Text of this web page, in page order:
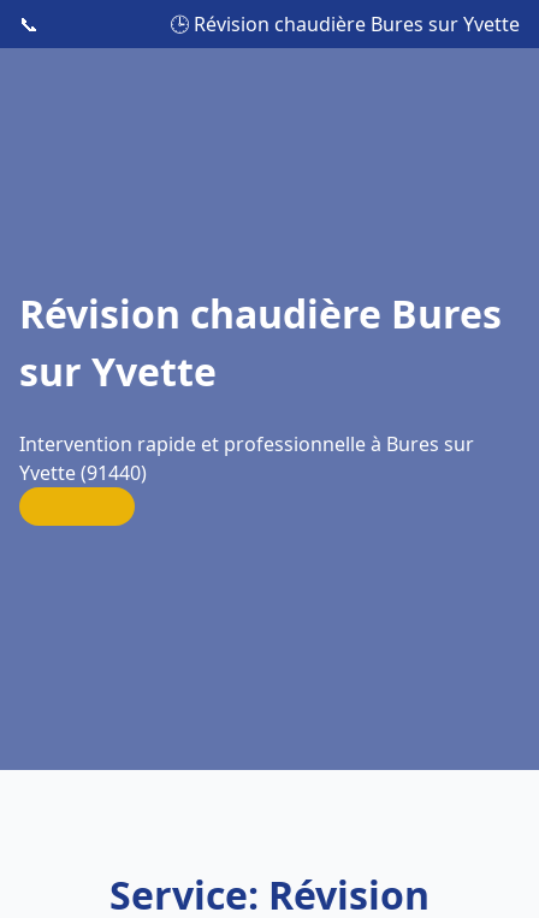
📞 🕒 Révision chaudière Bures sur Yvette
Révision chaudière Bures
sur Yvette
Intervention rapide et professionnelle à Bures sur
Yvette (91440)
Service: Révision